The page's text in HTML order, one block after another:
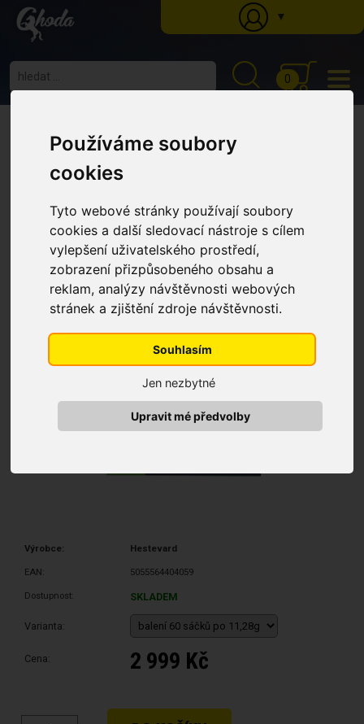
Používáme soubory
cookies
Tyto webové stránky používají soubory
cookies a další sledovací nástroje s cílem
vylepšení uživatelského prostředí,
zobrazení přizpůsobeného obsahu a
reklam, analýzy návštěvnosti webových
stránek a zjištění zdroje návštěvnosti.
Souhlasím
Jen nezbytné
Upravit mé předvolby
▼
0
Koncentrovaná kloubní výživa
pro koně Veterinary Hesteflex,
balení 60 sáčků po 11,28g
NOVINKA
Výrobce: Hestevard
EAN: 5055564404059
Dostupnost: SKLADEM
Varianta:
Cena: 2 999 Kč